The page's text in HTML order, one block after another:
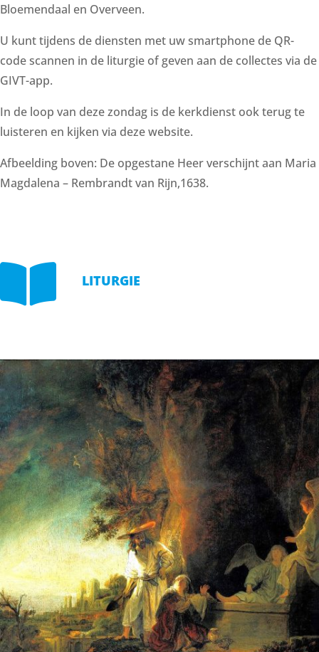
Bloemendaal en Overveen.
U kunt tijdens de diensten met uw smartphone de QR-
code scannen in de liturgie of geven aan de collectes via de
GIVT-app.
In de loop van deze zondag is de kerkdienst ook terug te
luisteren en kijken via deze website.
Afbeelding boven: De opgestane Heer verschijnt aan Maria
Magdalena – Rembrandt van Rijn,1638.
 LITURGIE